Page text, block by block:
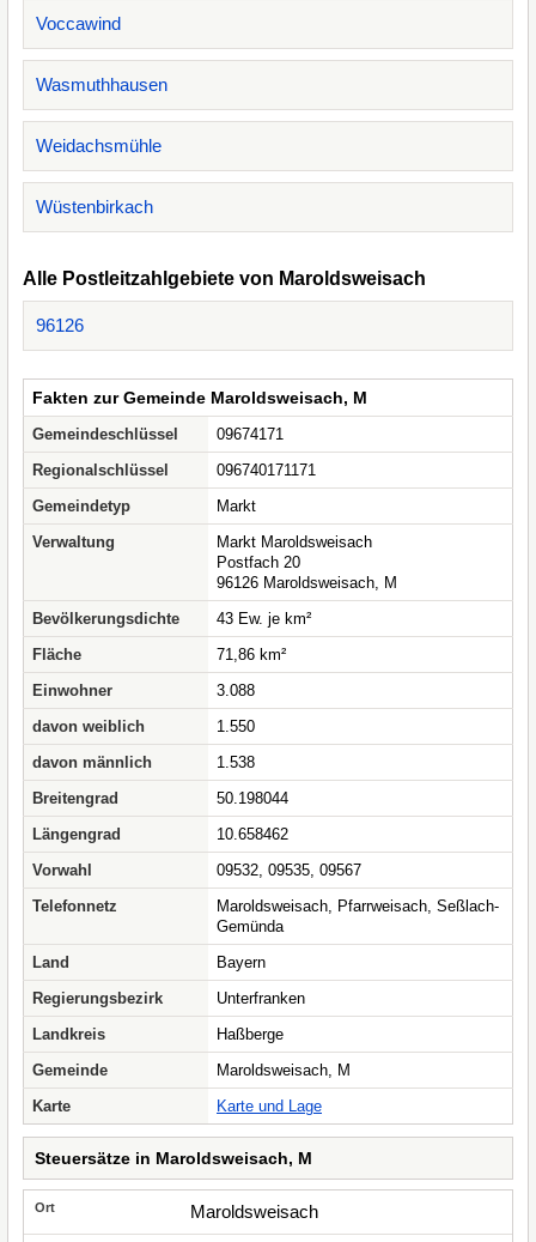
Voccawind
Wasmuthhausen
Weidachsmühle
Wüstenbirkach
Alle Postleitzahlgebiete von Maroldsweisach
96126
Fakten zur Gemeinde Maroldsweisach, M
Gemeindeschlüssel
09674171
Regionalschlüssel
096740171171
Gemeindetyp
Markt
Verwaltung
Markt Maroldsweisach
Postfach 20
96126 Maroldsweisach, M
Bevölkerungsdichte
43 Ew. je km²
Fläche
71,86 km²
Einwohner
3.088
davon weiblich
1.550
davon männlich
1.538
Breitengrad
50.198044
Längengrad
10.658462
Vorwahl
09532, 09535, 09567
Telefonnetz
Maroldsweisach, Pfarrweisach, Seßlach-
Gemünda
Land
Bayern
Regierungsbezirk
Unterfranken
Landkreis
Haßberge
Gemeinde
Maroldsweisach, M
Karte
Karte und Lage
Steuersätze in Maroldsweisach, M
Maroldsweisach